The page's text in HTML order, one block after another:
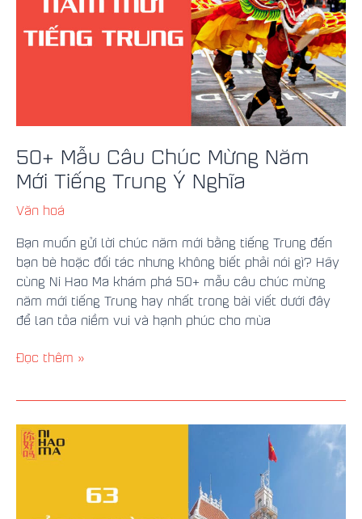
50+ Mẫu Câu Chúc Mừng Năm
Mới Tiếng Trung Ý Nghĩa
Văn hoá
Bạn muốn gửi lời chúc năm mới bằng tiếng Trung đến
bạn bè hoặc đối tác nhưng không biết phải nói gì? Hãy
cùng Ni Hao Ma khám phá 50+ mẫu câu chúc mừng
năm mới tiếng Trung hay nhất trong bài viết dưới đây
để lan tỏa niềm vui và hạnh phúc cho mùa
Tiếng
Đọc thêm »
Tên
Các